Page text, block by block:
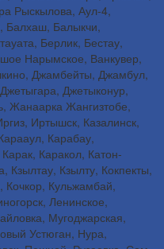
Рыскылова, Аул-4,
Балхаш, Балыкчи,
Берлик, Бестау,
Нарымское, Ванкувер,
Джамбейты, Джамбул,
Джетыконур,
Жанаарка Жангизтобе,
Иртышск, Казалинск,
Карабау,
Каракол, Катон-
Кзылтау, Кзылту, Кокпекты,
Кочкор, Кульжамбай,
Ленинское,
Мугоджарская,
Устюган, Нура,